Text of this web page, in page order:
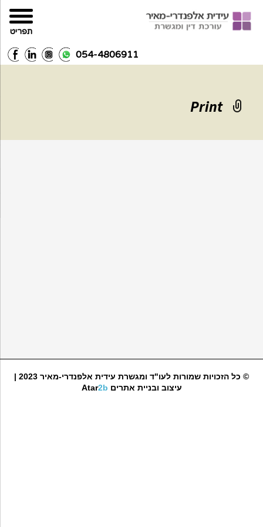
054-4806911
Print
© כל הזכויות שמורות לעו"ד ומגשרת עידית אלפנדרי-מאיר 2023 |
עיצוב ובניית אתרים
Atar2b
תפריט